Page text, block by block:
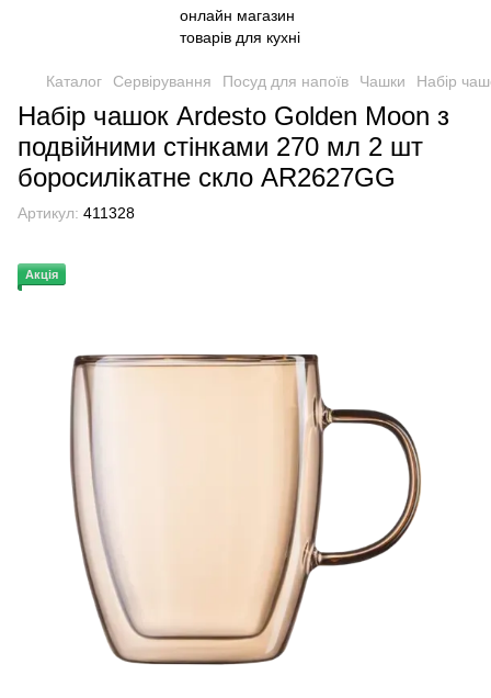
Каталог Сервірування Посуд для напоїв Чашки Набір
Набір чашок Ardesto Golden Moon з
подвійними стінками 270 мл 2 шт
боросилікатне скло AR2627GG
Артикул: 411328
Акція